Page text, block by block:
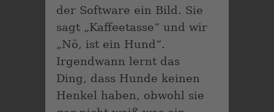
der Software ein Bild. Sie
sagt „Kaffeetasse“ und wir
„Nö, ist ein Hund“.
Irgendwann lernt das
Ding, dass Hunde keinen
Henkel haben, obwohl sie